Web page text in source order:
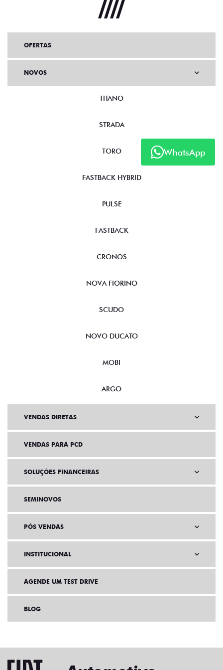
WhatsApp
OFERTAS
NOVOS
TITANO
STRADA
TORO
FASTBACK HYBRID
PULSE
FASTBACK
CRONOS
NOVA FIORINO
SCUDO
NOVO DUCATO
MOBI
ARGO
VENDAS DIRETAS
VENDAS PARA PCD
SOLUÇÕES FINANCEIRAS
SEMINOVOS
PÓS VENDAS
INSTITUCIONAL
AGENDE UM TEST DRIVE
BLOG